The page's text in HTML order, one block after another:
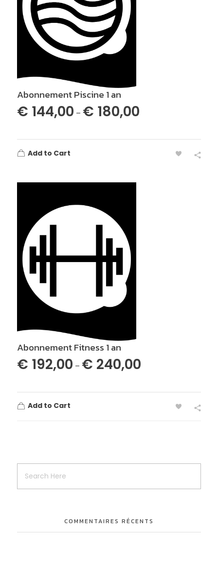
Abonnement Piscine 1 an
€ 144,00 – € 180,00
Add to Cart
Abonnement Fitness 1 an
€ 192,00 – € 240,00
Add to Cart
COMMENTAIRES RÉCENTS